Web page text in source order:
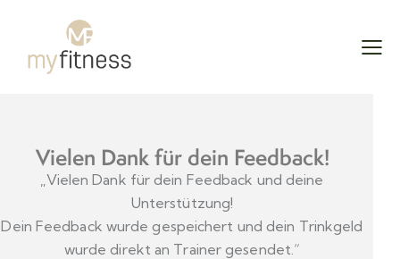
Vielen Dank für dein Feedback!
„Vielen Dank für dein Feedback und deine
Unterstützung!
Dein Feedback wurde gespeichert und dein Trinkgeld
wurde direkt an Trainer gesendet.“